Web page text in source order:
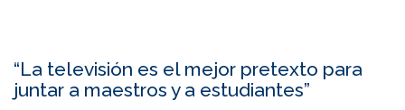
“La televisión es el mejor pretexto para
juntar a maestros y a estudiantes”